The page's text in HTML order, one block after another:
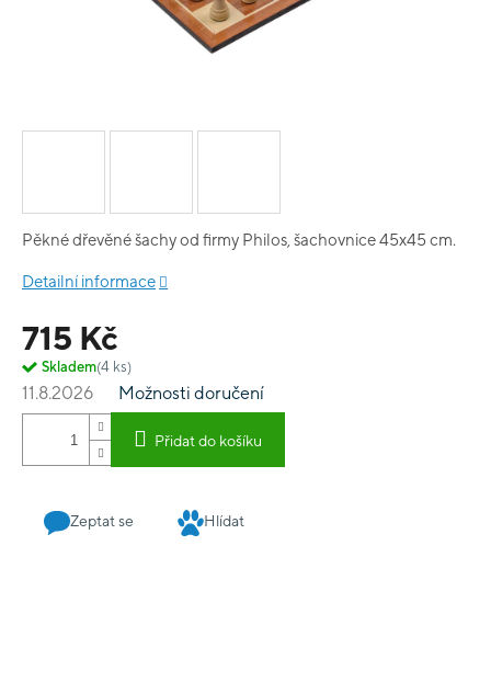
715 Kč
Skladem(4 ks)
11.8.2026 Možnosti doručení
Přidat do košíku
Pěkné dřevěné šachy od firmy Philos, šachovnice 45x45 cm.
Detailní informace
Zeptat se Hlídat